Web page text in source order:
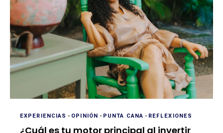
EXPERIENCIAS - OPINIÓN - PUNTA CANA - REFLEXIONES
¿Cuál es tu motor principal al invertir